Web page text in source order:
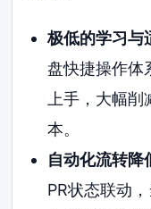
极低的学习与
盘快捷操作体
上手，大幅
本。
自动化流转降
PR状态联动